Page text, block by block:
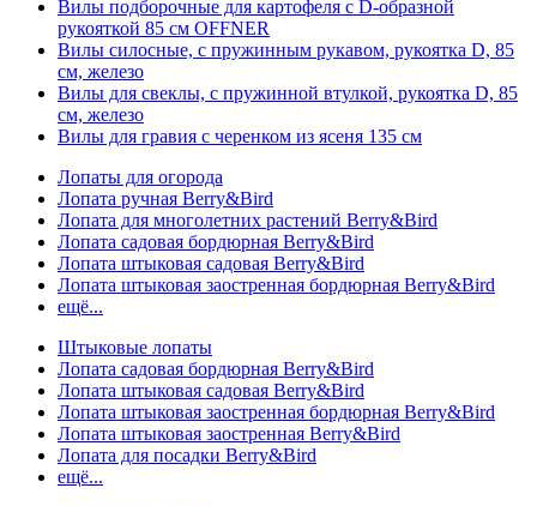
Вилы подборочные для картофеля с D-образной
рукояткой 85 см OFFNER
Вилы силосные, с пружинным рукавом, рукоятка D, 85
см, железо
Вилы для свеклы, с пружинной втулкой, рукоятка D, 85
см, железо
Вилы для гравия с черенком из ясеня 135 см
Лопаты для огорода
Лопата ручная Berry&Bird
Лопата для многолетних растений Berry&Bird
Лопата садовая бордюрная Berry&Bird
Лопата штыковая садовая Berry&Bird
Лопата штыковая заостренная бордюрная Berry&Bird
ещё...
Штыковые лопаты
Лопата садовая бордюрная Berry&Bird
Лопата штыковая садовая Berry&Bird
Лопата штыковая заостренная бордюрная Berry&Bird
Лопата штыковая заостренная Berry&Bird
Лопата для посадки Berry&Bird
ещё...